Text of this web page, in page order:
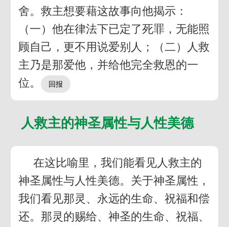
舍。救主想要藉这故事向他揭示：
（一）他在律法下已定了死罪，无能照
顾自己，更不用说爱别人；（二）人救
主乃是那爱他，并给他完全救恩的一
位。
人救主的神圣属性与人性美德
在这比喻里，我们能看见人救主的
神圣属性与人性美德。关于神圣属性，
我们看见那灵、永远的生命、祝福和偿
还。那灵的赐给、神圣的生命、祝福、